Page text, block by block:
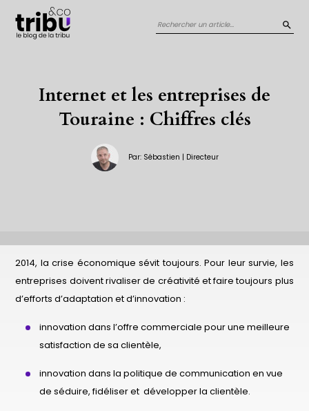
Internet et les entreprises de
Touraine : Chiffres clés
Par: Sébastien | Directeur
2014, la crise économique sévit toujours. Pour leur survie, les
entreprises doivent rivaliser de créativité et faire toujours plus
d’efforts d’adaptation et d’innovation :
innovation dans l’offre commerciale pour une meilleure
satisfaction de sa clientèle,
innovation dans la politique de communication en vue
de séduire, fidéliser et développer la clientèle.
Panneau de gestion des cookies